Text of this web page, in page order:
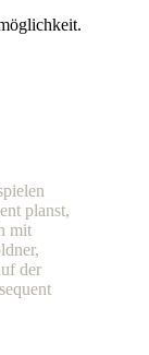
planst,
mit
der